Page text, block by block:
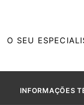
O SEU
INFORMAÇÕES